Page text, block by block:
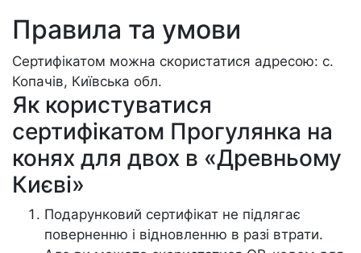
Правила та умови
Сертифікатом можна скористатися адресою: с.
Копачів, Київська обл.
Як користуватися
сертифікатом Прогулянка на
конях для двох в «Древньому
Києві»
Подарунковий сертифікат не підлягає
поверненню і відновленню в разі втрати.